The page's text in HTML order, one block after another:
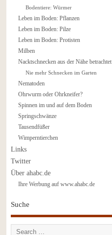
Bodentiere: Würmer
Leben im Boden: Pflanzen
Leben im Boden: Pilze
Leben im Boden: Protisten
Milben
Nacktschnecken aus der Nähe betrachtet
Nie mehr Schnecken im Garten
Nematoden
Ohrwurm oder Ohrkneifer?
Spinnen im und auf dem Boden
Springschwänze
Tausendfüßer
Wimperntierchen
Links
Twitter
Über ahabc.de
Ihre Werbung auf www.ahabc.de
Suche